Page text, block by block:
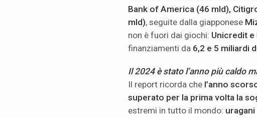
Bank of America (46 mld),
mld), seguite dalla giapponese
non è fuori dai giochi: Unicredit e
finanziamenti da 6,2 e 5 miliardi
Il 2024 è stato l’anno più caldo
Il report ricorda che l’anno
superato per la prima volta la
estremi in tutto il mondo: